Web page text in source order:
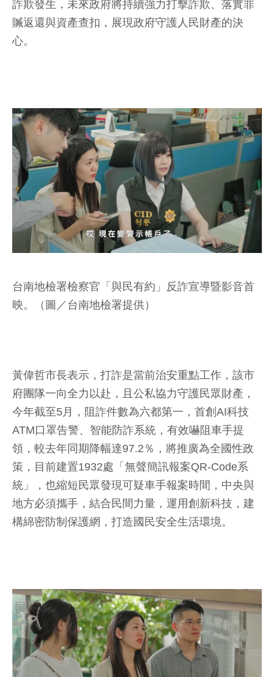
詐欺發生，未來政府將持續強力打擊詐欺、落實罪
贓返還與資產查扣，展現政府守護人民財產的決
心。
台南地檢署檢察官「與民有約」反詐宣導暨影音首
映。（圖／台南地檢署提供）
黃偉哲市長表示，打詐是當前治安重點工作，該市
府團隊一向全力以赴，且公私協力守護民眾財產，
今年截至5月，阻詐件數為六都第一，首創AI科技
ATM口罩告警、智能防詐系統，有效嚇阻車手提
領，較去年同期降幅達97.2％，將推廣為全國性政
策，目前建置1932處「無聲簡訊報案QR-Code系
統」，也縮短民眾發現可疑車手報案時間，中央與
地方必須攜手，結合民間力量，運用創新科技，建
構綿密防制保護網，打造國民安全生活環境。